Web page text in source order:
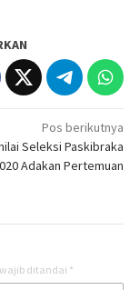
Pos berikutnya
Seleksi Paskibraka
Adakan Pertemuan
ditandai *